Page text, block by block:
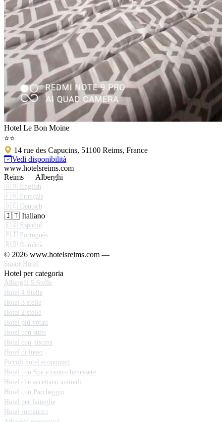
Hotel Le Bon Moine
⭐⭐
14 rue des Capucins, 51100 Reims, France
Vedi disponibilità
www.hotelsreims.com
Reims — Alberghi
🇬🇧 English
🇫🇷 Français
🇩🇪 Deutsch
🇮🇹 Italiano
🇪🇸 Español
🇵🇹 Português
🇷🇴 Română
© 2026 www.hotelsreims.com —
Smart Hotel
Hotel per categoria
Alberghi 5 Stelle
Hotel 4 Stelle
Hotel 3 stelle
Hotel 2 stelle
Hotel più votati
Hotel con suite
Hotel con piscina
Hotel di lusso
Piccoli hotel economici
Hotel con Spa e centro benessere
Hotel che accettano animali
Hotel con Parcheggio
Hotel per famiglie
Hotel romantici